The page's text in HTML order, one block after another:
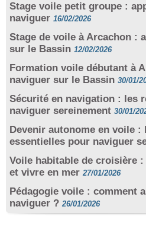
Stage voile petit groupe :
naviguer 16/02/2026
Stage de voile à Arcachon :
sur le Bassin 12/02/2026
Formation voile débutant à
naviguer sur le Bassin 30/01/
Sécurité en navigation : les
naviguer sereinement 30/01/
Devenir autonome en voile :
essentielles pour naviguer
Voile habitable de croisière
et vivre en mer 27/01/2026
Pédagogie voile : comment
naviguer ? 26/01/2026